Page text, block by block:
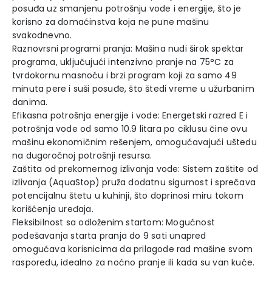
posuđa uz smanjenu potrošnju vode i energije, što je
korisno za domaćinstva koja ne pune mašinu
svakodnevno.
Raznovrsni programi pranja: Mašina nudi širok spektar
programa, uključujući intenzivno pranje na 75°C za
tvrdokornu masnoću i brzi program koji za samo 49
minuta pere i suši posuđe, što štedi vreme u užurbanim
danima.
Efikasna potrošnja energije i vode: Energetski razred E i
potrošnja vode od samo 10.9 litara po ciklusu čine ovu
mašinu ekonomičnim rešenjem, omogućavajući uštedu
na dugoročnoj potrošnji resursa.
Zaštita od prekomernog izlivanja vode: Sistem zaštite od
izlivanja (AquaStop) pruža dodatnu sigurnost i sprečava
potencijalnu štetu u kuhinji, što doprinosi miru tokom
korišćenja uređaja.
Fleksibilnost sa odloženim startom: Mogućnost
podešavanja starta pranja do 9 sati unapred
omogućava korisnicima da prilagode rad mašine svom
rasporedu, idealno za noćno pranje ili kada su van kuće.